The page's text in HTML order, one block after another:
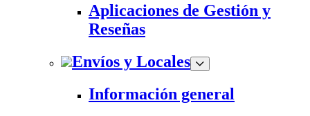
Aplicaciones de Gestión y
Reseñas
Envíos y Locales
Información general